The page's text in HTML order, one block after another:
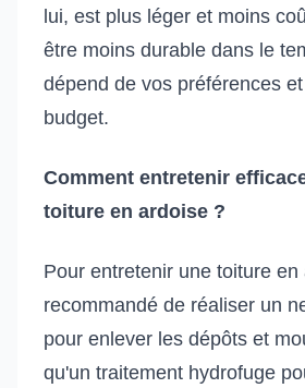
lui, est plus léger et moins
être moins durable dans le
dépend de vos préférences
budget.
Comment entretenir
toiture en ardoise ?
Pour entretenir une toiture
recommandé de réaliser un
pour enlever les dépôts et
qu'un traitement hydrofuge